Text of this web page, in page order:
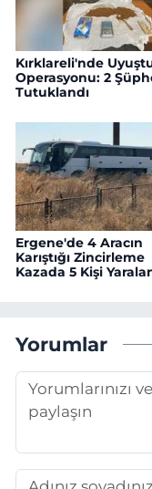
Kırklareli'nde
Operasyonu: 2
Tutuklandı
Ergene'de 4 Aracın
Karıştığı Zincirleme
Kazada 5 Kişi
Yorumlar